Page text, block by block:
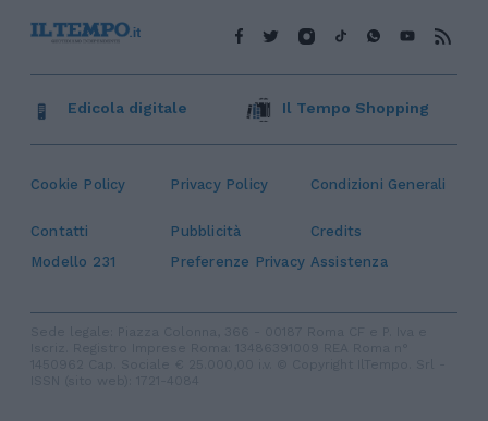
Cookie Policy Privacy Policy Condizioni Generali
Contatti Pubblicità
Credits
Modello 231
Preferenze Privacy Assistenza
Edicola digitale Il Tempo Shopping